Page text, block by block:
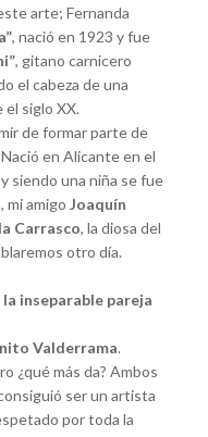
arte; Fernanda
, nació en 1923 y fue
, gitano carnicero
el cabeza de una
siglo XX.
de formar parte de
en Alicante en el
siendo una niña se fue
mi amigo Joaquín
Carrasco, la diosa del
otro día.
inseparable pareja
Valderrama.
¿qué más da? Ambos
ser un artista
por toda la